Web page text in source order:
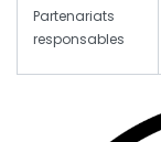
Partenariats
responsables